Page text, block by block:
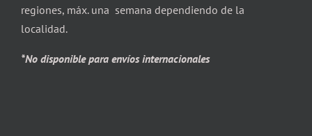
regiones, máx. una semana dependiendo de la
localidad.
*No disponible para envíos internacionales